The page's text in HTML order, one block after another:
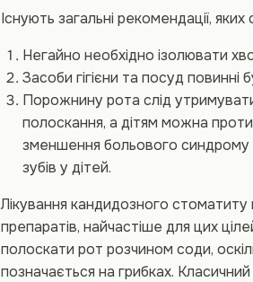
Існують загальні рекомендації,
Негайно необхідно ізолювати
Засоби гігієни та посуд повинні
Порожнину рота слід
полоскання, а дітям можна
зменшення больового синдрому
зубів у дітей.
Лікування кандидозного
препаратів, найчастіше для цих
полоскати рот розчином соди,
позначається на грибках.